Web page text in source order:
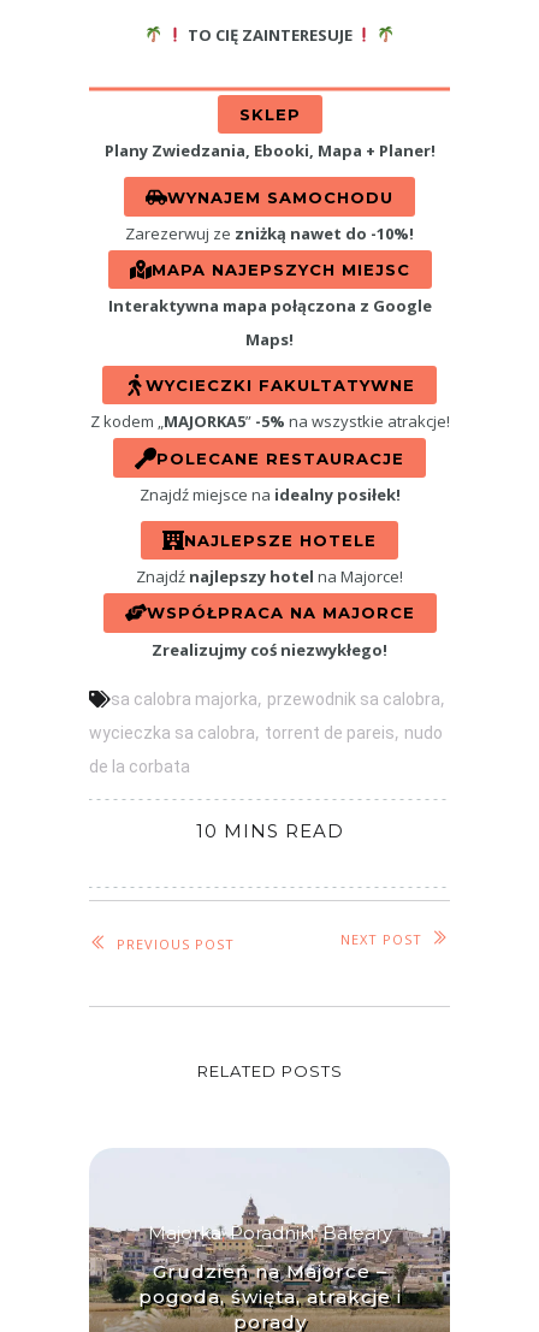
TO CIĘ ZAINTERESUJE
SKLEP
Plany Zwiedzania, Ebooki, Mapa + Planer!
WYNAJEM SAMOCHODU
Zarezerwuj ze zniżką nawet do -10%!
MAPA NAJEPSZYCH MIEJSC
Interaktywna mapa połączona z Google
Maps!
WYCIECZKI FAKULTATYWNE
Z kodem „MAJORKA5” -5% na wszystkie atrakcje!
POLECANE RESTAURACJE
Znajdź miejsce na idealny posiłek!
NAJLEPSZE HOTELE
Znajdź najlepszy hotel na Majorce!
WSPÓŁPRACA NA MAJORCE
Zrealizujmy coś niezwykłego!
sa calobra majorka, przewodnik sa calobra,
wycieczka sa calobra, torrent de pareis, nudo
de la corbata
10 MINS READ
PREVIOUS POST NEXT POST
RELATED POSTS
Majorka,Poradniki,Baleary
Grudzień na Majorce –
pogoda, święta, atrakcje i
porady